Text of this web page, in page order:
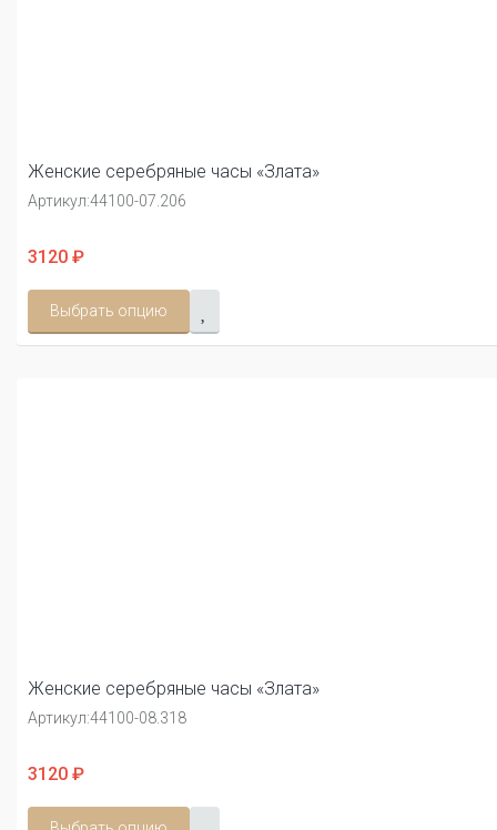
Женские серебряные часы «Злата»
Артикул:44100-07.206
3120 ₽
Выбрать опцию
Женские серебряные часы «Злата»
Артикул:44100-08.318
3120 ₽